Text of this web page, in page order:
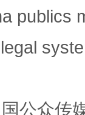
谢
publics
公众传